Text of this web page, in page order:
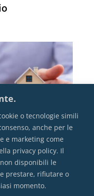
o tecnologie simili
anche per le
e marketing come
privacy policy. Il
disponibili le
prestare, rifiutare o
momento.